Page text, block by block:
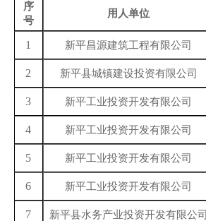
序
号
用人单位
1 新平昌源建筑工程有限公司
2 新平县城镇建设投资有限公司
3 新平工业投资开发有限公司
4 新平工业投资开发有限公司
5 新平工业投资开发有限公司
6 新平工业投资开发有限公司
7 新平县水务产业投资开发有限公司